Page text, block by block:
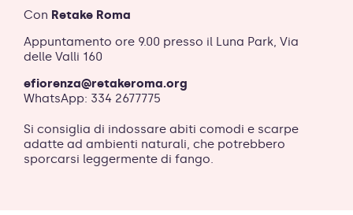
Con Retake Roma
Appuntamento ore 9.00 presso il Luna Park, Via
delle Valli 160
efiorenza@retakeroma.org
WhatsApp: 334 2677775
Si consiglia di indossare abiti comodi e scarpe
adatte ad ambienti naturali, che potrebbero
sporcarsi leggermente di fango.